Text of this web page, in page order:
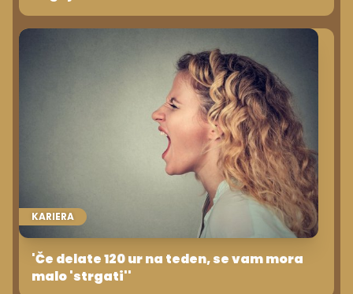
KARIERA
'Če delate 120 ur na teden, se vam mora
malo 'strgati''